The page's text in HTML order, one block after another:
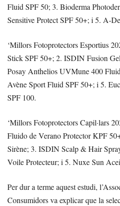
Fluid SPF 50; 3. Bioderma
Sensitive Protect SPF 50+; i 5. A-
‘Millors Fotoprotectors Esportius
Stick SPF 50+; 2. ISDIN Fusion
Posay Anthelios UVMune 400
Avène Sport Fluid SPF 50+; i 5.
SPF 100.
‘Millors Fotoprotectors Capil·lars
Fluido de Verano Protector KPF
Sirène; 3. ISDIN Scalp & Hair
Voile Protecteur; i 5. Nuxe Sun
Per dur a terme aquest estudi,
Consumidors va explicar que la